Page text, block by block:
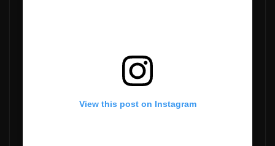
View this post on Instagram